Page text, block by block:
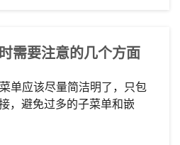
需要注意的几个方面
单应该尽量简洁明了，只包
，避免过多的子菜单和嵌